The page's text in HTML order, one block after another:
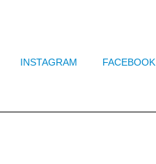
INSTAGRAM FACEBOOK